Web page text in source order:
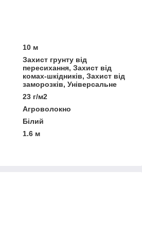
10 м
Захист грунту від
пересихання, Захист від
комах-шкідників, Захист від
заморозків, Універсальне
23 г/м2
Агроволокно
Білий
1.6 м